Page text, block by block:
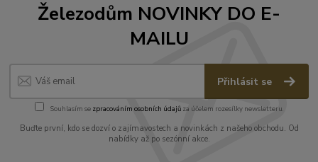
Železodům NOVINKY DO E-
MAILU
Přihlásit se
Souhlasím se zpracováním osobních údajůza účelem rozesílky newsletteru.
Buďte první, kdo se dozví o zajímavostech a novinkách z našeho obchodu. Od
nabídky až po sezónní akce.